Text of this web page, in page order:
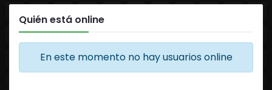
Quién está online
En este momento no hay usuarios online